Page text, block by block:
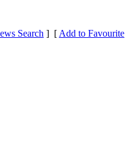
Search ] [ Add to Favourite